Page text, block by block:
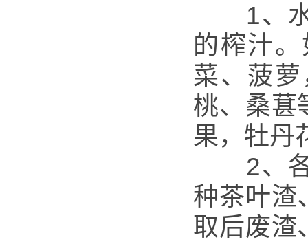
1、水
的榨汁
菜、菠
桃、桑葚
果，牡丹
2、各
种茶叶渣
取后废渣